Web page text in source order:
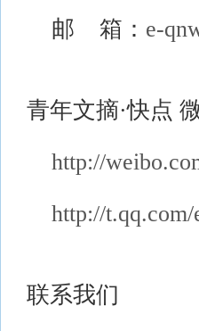
邮 箱： e-
青年文摘·快点
http://
http://
联系我们